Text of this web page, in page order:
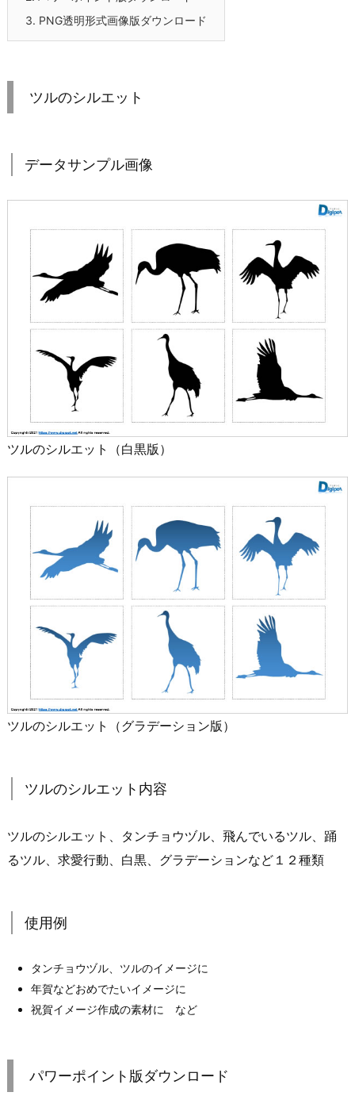
3. PNG透明形式画像版ダウンロード
ツルのシルエット
データサンプル画像
ツルのシルエット（白黒版）
ツルのシルエット（グラデーション版）
ツルのシルエット内容
ツルのシルエット、タンチョウヅル、飛んでいるツル、踊
るツル、求愛行動、白黒、グラデーションなど１２種類
使用例
タンチョウヅル、ツルのイメージに
年賀などおめでたいイメージに
祝賀イメージ作成の素材に など
パワーポイント版ダウンロード